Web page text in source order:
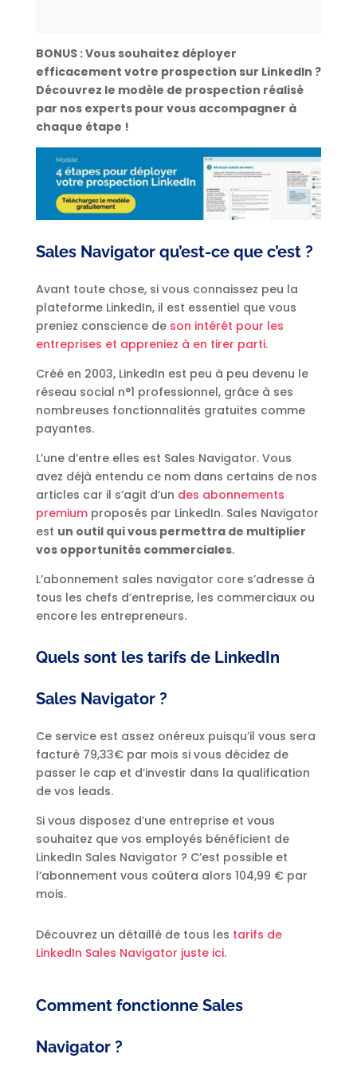
BONUS : Vous souhaitez déployer
efficacement votre prospection sur LinkedIn ?
Découvrez le modèle de prospection réalisé
par nos experts pour vous accompagner à
chaque étape !
Sales Navigator qu’est-ce que c’est ?
Avant toute chose, si vous connaissez peu la
plateforme LinkedIn, il est essentiel que vous
preniez conscience de son intérêt pour les
entreprises et appreniez à en tirer parti.
Créé en 2003, LinkedIn est peu à peu devenu le
réseau social n°1 professionnel, grâce à ses
nombreuses fonctionnalités gratuites comme
payantes.
L’une d’entre elles est Sales Navigator. Vous
avez déjà entendu ce nom dans certains de nos
articles car il s’agit d’un des abonnements
premiumproposés par LinkedIn. Sales Navigator
est un outil qui vous permettra de multiplier
vos opportunités commerciales.
L’abonnement sales navigator core s’adresse à
tous les chefs d’entreprise, les commerciaux ou
encore les entrepreneurs.
Quels sont les tarifs de LinkedIn
Sales Navigator ?
Ce service est assez onéreux puisqu’il vous sera
facturé 79,33€ par mois si vous décidez de
passer le cap et d’investir dans la qualification
de vos leads.
Si vous disposez d’une entreprise et vous
souhaitez que vos employés bénéficient de
LinkedIn Sales Navigator ? C’est possible et
l’abonnement vous coûtera alors 104,99 € par
mois.
Découvrez un détaillé de tous les tarifs de
LinkedIn Sales Navigator juste ici.
Comment fonctionne Sales
Navigator ?